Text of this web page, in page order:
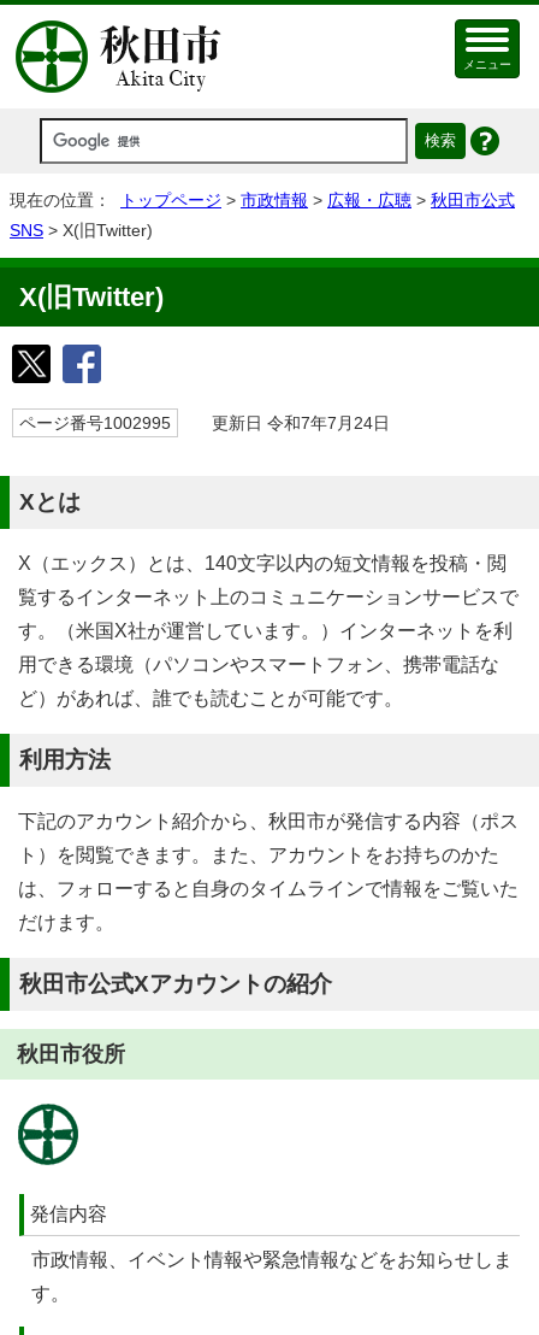
メニュー
現在の位置： トップページ > 市政情報 > 広報・広聴 > 秋田市公式
SNS > X(旧Twitter)
X(旧Twitter)
ページ番号1002995 更新日 令和7年7月24日
Xとは
X（エックス）とは、140文字以内の短文情報を投稿・閲
覧するインターネット上のコミュニケーションサービスで
す。（米国X社が運営しています。）インターネットを利
用できる環境（パソコンやスマートフォン、携帯電話な
ど）があれば、誰でも読むことが可能です。
利用方法
下記のアカウント紹介から、秋田市が発信する内容（ポス
ト）を閲覧できます。また、アカウントをお持ちのかた
は、フォローすると自身のタイムラインで情報をご覧いた
だけます。
秋田市公式Xアカウントの紹介
秋田市役所
発信内容
市政情報、イベント情報や緊急情報などをお知らせしま
す。